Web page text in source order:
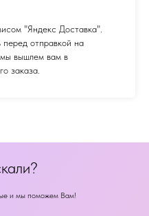
"Яндекс Доставка".
перед отправкой на
вышлем вам в
заказа.
и мы поможем Вам!